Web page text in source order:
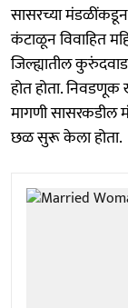
सासरच्या
कंटाळून विवाहित
जिल्ह्यातील
होत होता.
मागणी सासरकडील
छळ सुरू केला होता.